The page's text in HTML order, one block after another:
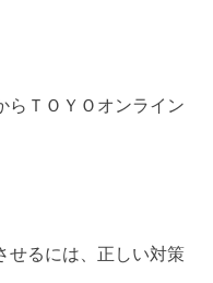
らＴＯＹＯオンライン
せるには、正しい対策